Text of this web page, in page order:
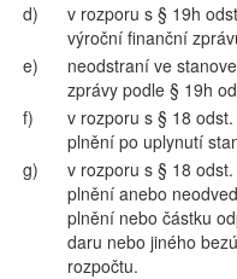
d)
v rozporu s § 19h
výroční finanční
e)
neodstraní ve
zprávy podle § 19h
f)
v rozporu s § 18
plnění po uplynutí
g)
v rozporu s § 18
plnění anebo
plnění nebo částku
daru nebo jiného
rozpočtu.